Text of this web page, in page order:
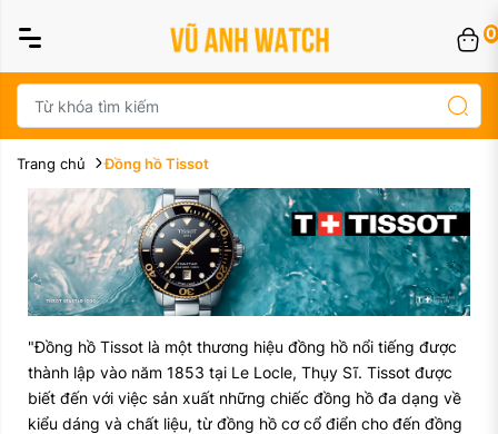
0
Trang chủ Đồng hồ Tissot
"Đồng hồ Tissot là một thương hiệu đồng hồ nổi tiếng được
thành lập vào năm 1853 tại Le Locle, Thụy Sĩ. Tissot được
biết đến với việc sản xuất những chiếc đồng hồ đa dạng về
kiểu dáng và chất liệu, từ đồng hồ cơ cổ điển cho đến đồng